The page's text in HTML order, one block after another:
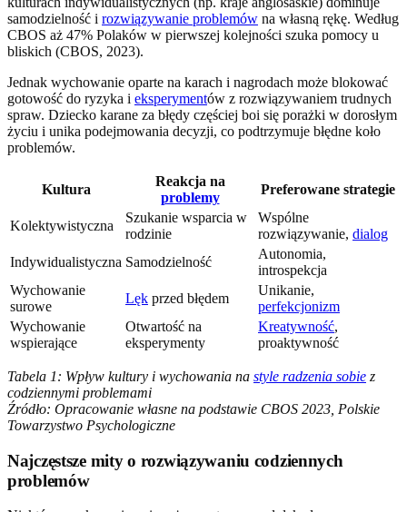
samodzielność i rozwiązywanie problemów na własną rękę. Według
CBOS aż 47% Polaków w pierwszej kolejności szuka pomocy u
bliskich (CBOS, 2023).
Jednak wychowanie oparte na karach i nagrodach może blokować
gotowość do ryzyka i eksperymentów z rozwiązywaniem trudnych
spraw. Dziecko karane za błędy częściej boi się porażki w dorosłym
życiu i unika podejmowania decyzji, co podtrzymuje błędne koło
problemów.
Kultura
Reakcja na
problemy
Preferowane strategie
Kolektywistyczna
Szukanie wsparcia w
rodzinie
Wspólne
rozwiązywanie, dialog
Indywidualistyczna Samodzielność
Autonomia,
introspekcja
Wychowanie
surowe
Lęk przed błędem
Unikanie,
perfekcjonizm
Wychowanie
wspierające
Otwartość na
eksperymenty
Kreatywność,
proaktywność
Tabela 1: Wpływ kultury i wychowania na style radzenia sobie z
codziennymi problemami
Źródło: Opracowanie własne na podstawie CBOS 2023, Polskie
Towarzystwo Psychologiczne
Najczęstsze mity o rozwiązywaniu codziennych
problemów